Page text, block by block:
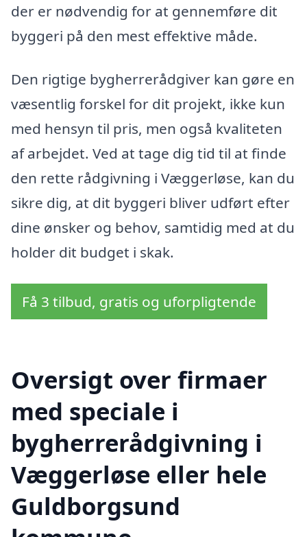
der er nødvendig for at gennemføre dit
byggeri på den mest effektive måde.
Den rigtige bygherrerådgiver kan gøre en
væsentlig forskel for dit projekt, ikke kun
med hensyn til pris, men også kvaliteten
af arbejdet. Ved at tage dig tid til at finde
den rette rådgivning i Væggerløse, kan du
sikre dig, at dit byggeri bliver udført efter
dine ønsker og behov, samtidig med at du
holder dit budget i skak.
Få 3 tilbud, gratis og uforpligtende
Oversigt over firmaer
med speciale i
bygherrerådgivning i
Væggerløse eller hele
Guldborgsund